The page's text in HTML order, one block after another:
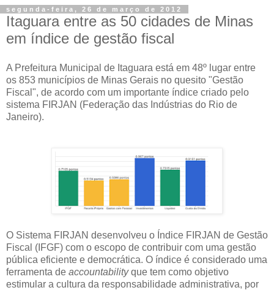
segunda-feira, 26 de março de 2012
Itaguara entre as 50 cidades de Minas
em índice de gestão fiscal
A Prefeitura Municipal de Itaguara está em 48º lugar entre
os 853 municípios de Minas Gerais no quesito "Gestão
Fiscal", de acordo com um importante índice criado pelo
sistema FIRJAN (Federação das Indústrias do Rio de
Janeiro).
O Sistema FIRJAN desenvolveu o Índice FIRJAN de Gestão
Fiscal (IFGF) com o escopo de contribuir com uma gestão
pública eficiente e democrática. O índice é considerado uma
ferramenta de accountabilityque tem como objetivo
estimular a cultura da responsabilidade administrativa, por